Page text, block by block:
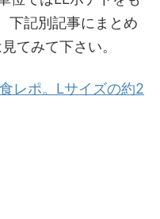
下記別記事にまとめ
てみて下さい。
レポ。Lサイズの約2